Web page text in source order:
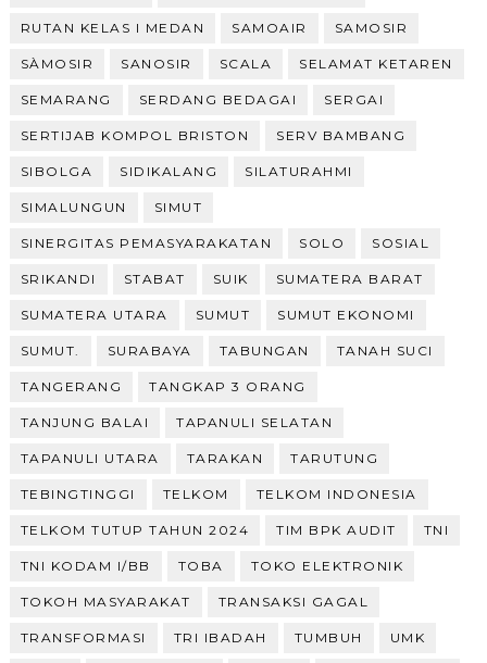
RUTAN KELAS I MEDAN SAMOAIR SAMOSIR
SÀMOSIR SANOSIR SCALA SELAMAT KETAREN
SEMARANG SERDANG BEDAGAI SERGAI
SERTIJAB KOMPOL BRISTON SERV BAMBANG
SIBOLGA SIDIKALANG SILATURAHMI
SIMALUNGUN SIMUT
SINERGITAS PEMASYARAKATAN SOLO SOSIAL
SRIKANDI STABAT SUIK SUMATERA BARAT
SUMATERA UTARA SUMUT SUMUT EKONOMI
SUMUT. SURABAYA TABUNGAN TANAH SUCI
TANGERANG TANGKAP 3 ORANG
TANJUNG BALAI TAPANULI SELATAN
TAPANULI UTARA TARAKAN TARUTUNG
TEBINGTINGGI TELKOM TELKOM INDONESIA
TELKOM TUTUP TAHUN 2024 TIM BPK AUDIT TNI
TNI KODAM I/BB TOBA TOKO ELEKTRONIK
TOKOH MASYARAKAT TRANSAKSI GAGAL
TRANSFORMASI TRI IBADAH TUMBUH UMK